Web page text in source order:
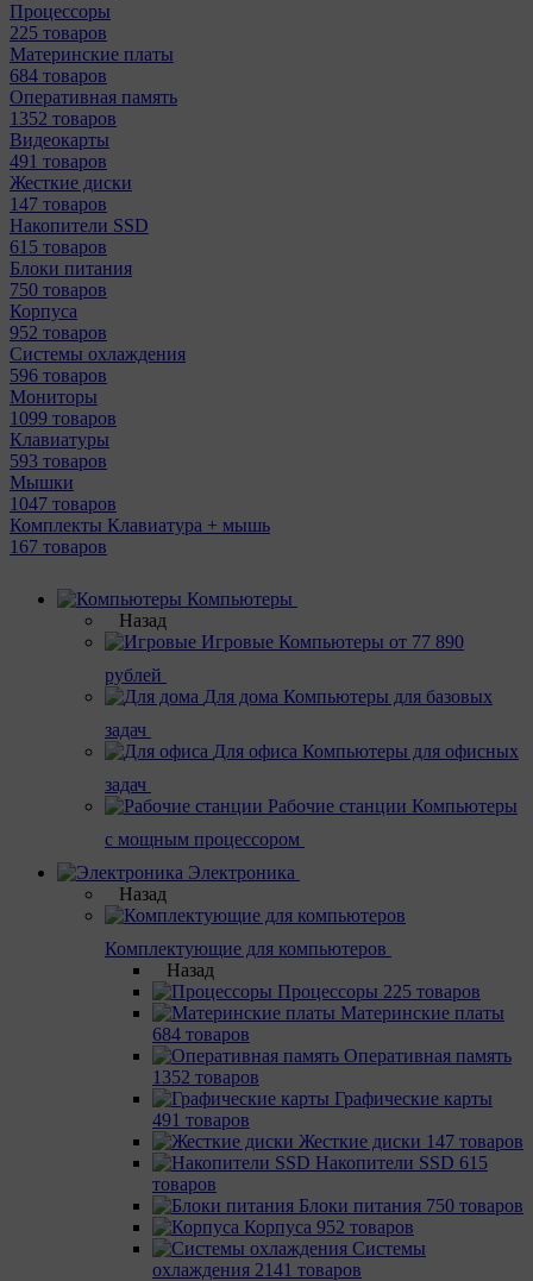
Процессоры
225 товаров
Материнcкие платы
684 товаров
Оперативная память
1352 товаров
Видеокарты
491 товаров
Жесткие диски
147 товаров
Накопители SSD
615 товаров
Блоки питания
750 товаров
Корпуса
952 товаров
Системы охлаждения
596 товаров
Мониторы
1099 товаров
Клавиатуры
593 товаров
Мышки
1047 товаров
Комплекты Клавиатура + мышь
167 товаров
Компьютеры
Назад
Игровые Компьютеры от 77 890
рублей
Для дома Компьютеры для базовых
задач
Для офиса Компьютеры для офисных
задач
Рабочие станции Компьютеры
с мощным процессором
Электроника
Назад
Комплектующие для компьютеров
Назад
Процессоры 225 товаров
Материнcкие платы
684 товаров
Оперативная память
1352 товаров
Графические карты
491 товаров
Жесткие диски 147 товаров
Накопители SSD 615
товаров
Блоки питания 750 товаров
Корпуса 952 товаров
Системы
охлаждения 2141 товаров